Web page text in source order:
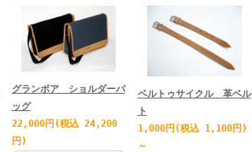
グランボア ショルダーバ
ッグ
22,000円 (税込 24,200
円)
ベルトゥサイクル 革ベル
ト
1,000円 (税込 1,100円)
～